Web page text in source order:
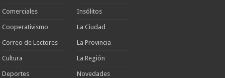
Comerciales
Cooperativismo
Correo de Lectores
Cultura
Deportes
Insólitos
La Ciudad
La Provincia
La Región
Novedades